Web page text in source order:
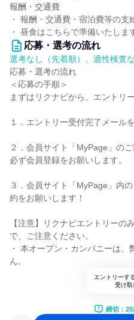
報酬・交通費
・ 報酬・交通費・宿泊費等の支
・ 昼食はこちらで準備いたしま
応募・選考の流れ
選考なし（先着順）、適性検査
応募・選考の流れ
＜応募の手順＞
まずはリクナビから、エントリ
１．エントリー受付完了メール
２．会員サイト「MyPage」のご
必ず会員登録をお願いします。
３．会員サイト「MyPage」内
約をお願いします！
【注意】リクナビエントリーの
で、ご注意ください。
・ 本オープン・カンパニーは
ん。
エントリーす
受け取
締切：